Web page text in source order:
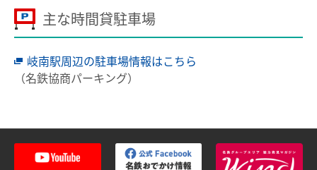
こんなとき、どうするの？
紛失したとき
使えなくなったとき
利用履歴を確認したいとき
主な時間貸駐車場
岐南駅周辺の駐車場情報はこちら
（名鉄協商パーキング）